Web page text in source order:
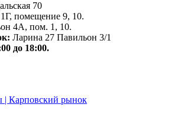
70
помещение 9, 10.
4А, пом. 1, 10.
Ларина 27 Павильон 3/1
до 18:00.